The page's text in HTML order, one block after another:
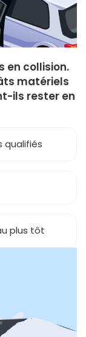
en collision.
matériels
ils rester en
qualifiés
plus tôt